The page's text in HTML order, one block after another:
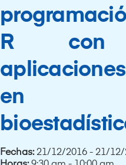
R con
aplicaciones
en
Fechas:21/12/2016 - 21/12/